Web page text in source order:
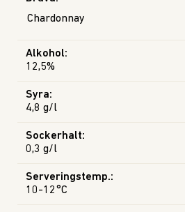
Chardonnay
Alkohol:
12,5%
Syra:
4,8 g/l
Sockerhalt:
0,3 g/l
Serveringstemp.:
10-12°C